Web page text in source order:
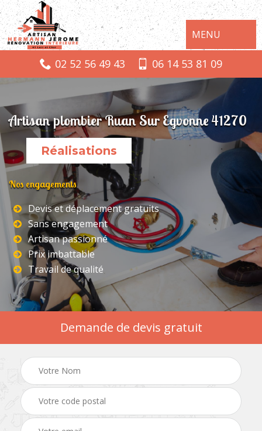
MENU
02 52 56 49 43 06 14 53 81 09
Artisan plombier Ruan Sur Egvonne 41270
Réalisations
Nos engagements
Devis et déplacement gratuits
Sans engagement
Artisan passionné
Prix imbattable
Travail de qualité
Demande de devis gratuit